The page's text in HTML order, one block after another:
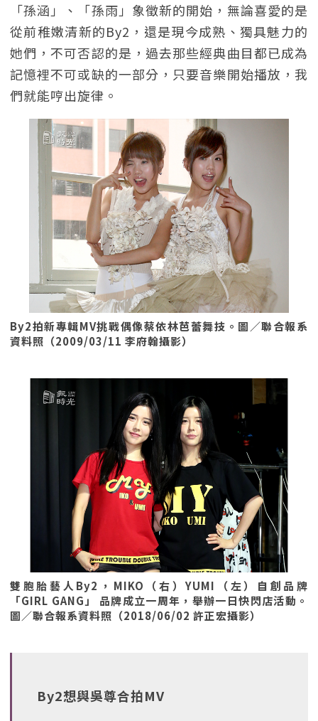
「孫涵」、「孫雨」象徵新的開始，無論喜愛的是
從前稚嫩清新的By2，還是現今成熟、獨具魅力的
她們，不可否認的是，過去那些經典曲目都已成為
記憶裡不可或缺的一部分，只要音樂開始播放，我
們就能哼出旋律。
By2拍新專輯MV挑戰偶像蔡依林芭蕾舞技。圖／聯合報系
資料照（2009/03/11 李府翰攝影）
雙胞胎藝人By2，MIKO（右）YUMI（左）自創品牌
「GIRL GANG」 品牌成立一周年，舉辦一日快閃店活動。
圖／聯合報系資料照（2018/06/02 許正宏攝影）
By2想與吳尊合拍MV